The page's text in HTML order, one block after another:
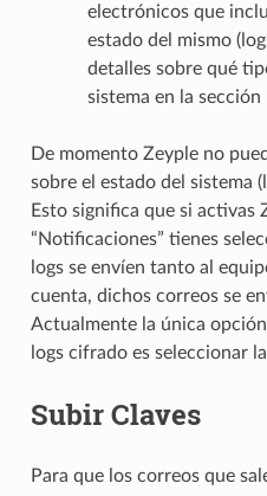
electrónicos que
estado del mismo
detalles sobre qué
sistema en la sección
De momento Zeyple no
sobre el estado del sistema
Esto significa que si activas
“Notificaciones” tienes
logs se envíen tanto al
cuenta, dichos correos se
Actualmente la única
logs cifrado es seleccionar
Subir Claves
Para que los correos que